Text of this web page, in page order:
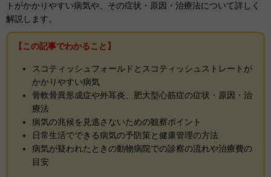
トがかかりやすい病気や、その症状・原因・治療法について詳しく
解説します。
【この記事でわかること】
スコティッシュフォールドとスコティッシュストレートが
かかりやすい病気
骨軟骨異形成症や外耳炎、肥大型心筋症の症状・原因・治
療法
病気の兆候を見逃さないための観察ポイント
日常生活でできる病気の予防策と健康管理の方法
病気が疑われたときの動物病院での診察の流れや治療費の
目安